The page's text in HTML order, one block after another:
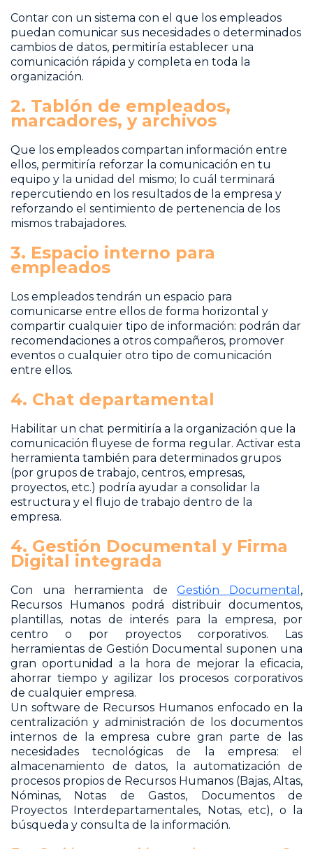
Contar con un sistema con el que los empleados
puedan comunicar sus necesidades o determinados
cambios de datos, permitiría establecer una
comunicación rápida y completa en toda la
organización.
2. Tablón de empleados,
marcadores, y archivos
Que los empleados compartan información entre
ellos, permitiría reforzar la comunicación en tu
equipo y la unidad del mismo; lo cuál terminará
repercutiendo en los resultados de la empresa y
reforzando el sentimiento de pertenencia de los
mismos trabajadores.
3. Espacio interno para
empleados
Los empleados tendrán un espacio para
comunicarse entre ellos de forma horizontal y
compartir cualquier tipo de información: podrán dar
recomendaciones a otros compañeros, promover
eventos o cualquier otro tipo de comunicación
entre ellos.
4. Chat departamental
Habilitar un chat permitiría a la organización que la
comunicación fluyese de forma regular. Activar esta
herramienta también para determinados grupos
(por grupos de trabajo, centros, empresas,
proyectos, etc.) podría ayudar a consolidar la
estructura y el flujo de trabajo dentro de la
empresa.
4. Gestión Documental y Firma
Digital integrada
Con una herramienta deGestión Documental ,
Recursos Humanos podrá distribuir documentos,
plantillas, notas de interés para la empresa, por
centro o por proyectos corporativos. Las
herramientas de Gestión Documental suponen una
gran oportunidad a la hora de mejorar la eficacia,
ahorrar tiempo y agilizar los procesos corporativos
de cualquier empresa.
Un software de Recursos Humanos enfocado en la
centralización y administración de los documentos
internos de la empresa cubre gran parte de las
necesidades tecnológicas de la empresa: el
almacenamiento de datos, la automatización de
procesos propios de Recursos Humanos (Bajas, Altas,
Nóminas, Notas de Gastos, Documentos de
Proyectos Interdepartamentales, Notas, etc), o la
búsqueda y consulta de la información.